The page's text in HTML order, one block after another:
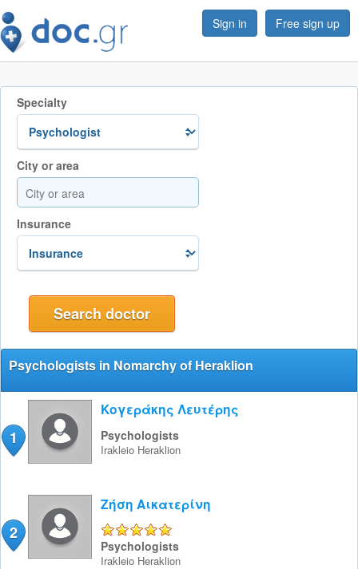
Sign in Free sign up
Specialty
City or area
Insurance
Psychologists in Nomarchy of Heraklion
1
Κογεράκης Λευτέρης
Psychologists
Irakleio Heraklion
2
Ζήση Αικατερίνη
Psychologists
Irakleio Heraklion